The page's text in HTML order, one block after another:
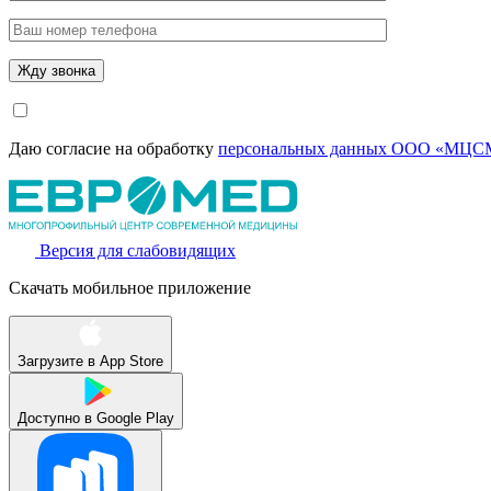
Даю согласие на обработку персональных данных ООО
Версия для слабовидящих
Скачать мобильное приложение
Загрузите в App Store
Доступно в Google Play